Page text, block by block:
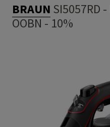
BRAUN SI5057RD -
OOBN - 10%